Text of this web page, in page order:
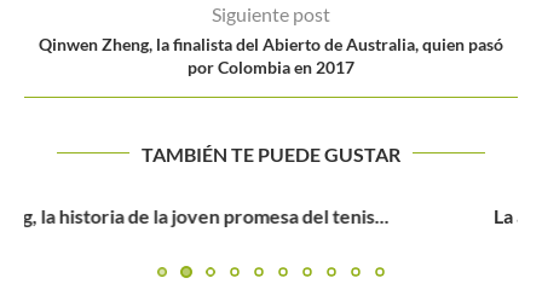
Siguiente post
Qinwen Zheng, la finalista del Abierto de Australia, quien pasó
por Colombia en 2017
TAMBIÉN TE PUEDE GUSTAR
La armada colombiana continua su camino en los ITF